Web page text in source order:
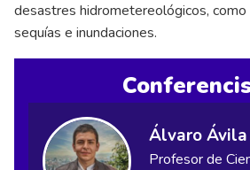
desastres hidrometereológicos, como
sequías e inundaciones.
Álvaro Ávila
Profesor de